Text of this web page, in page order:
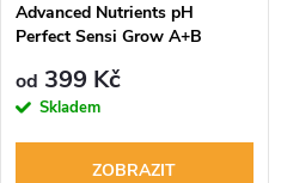
Advanced Nutrients pH
Perfect Sensi Grow A+B
od 399 Kč
Skladem
ZOBRAZIT